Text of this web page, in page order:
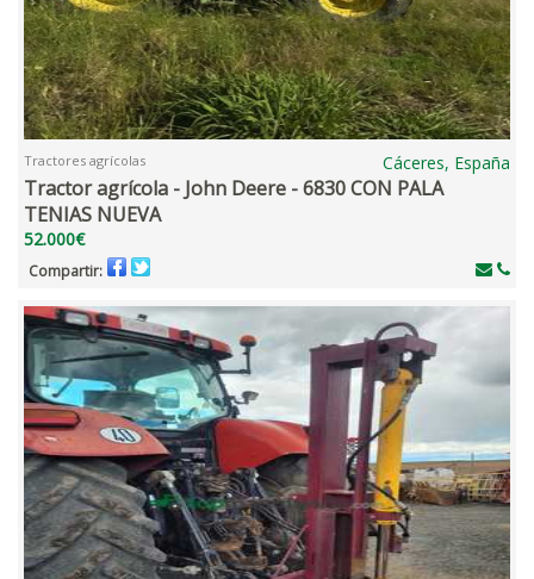
Tractores agrícolas Cáceres, España
Tractor agrícola - John Deere - 6830 CON PALA
TENIAS NUEVA
52.000€
Compartir: